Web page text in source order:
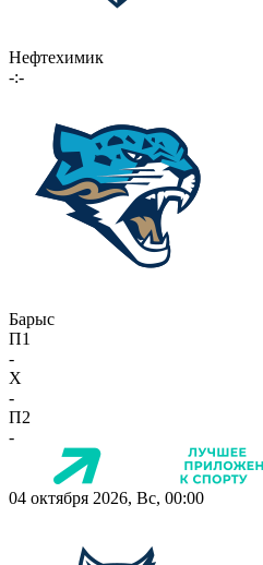
Нефтехимик
-:-
Барыс
П1
-
X
-
П2
-
04 октября 2026, Вс, 00:00